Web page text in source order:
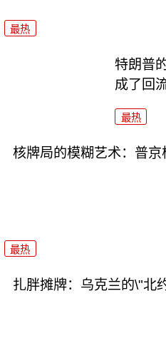
最热
特朗普
成了回
最热
核牌局的模糊艺术：普京
最热
扎胖摊牌：乌克兰的\"北